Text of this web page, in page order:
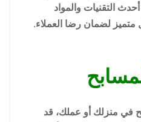
التقنيات والمواد
لضمان رضا العملاء.
في منزلك أو عملك، قد